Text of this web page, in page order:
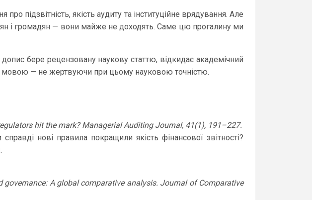
підзвітність, якість аудиту та інституційне врядування. Але
і громадян — вони майже не доходять. Саме цю прогалину ми
бере рецензовану наукову статтю, відкидає академічний
мовою — не жертвуючи при цьому науковою точністю.
hit the mark? Managerial Auditing Journal, 41(1), 191–227.
нові правила покращили якість фінансової звітності?
A global comparative analysis. Journal of Comparative